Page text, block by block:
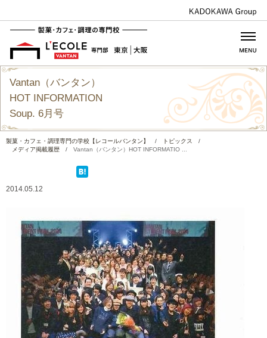
Vantan（バンタン）
HOT INFORMATION
Soup. 6月号
製菓・カフェ・調理専門の学校【レコールバンタン】 / トピックス
/
メディア掲載履歴
/ Vantan（バンタン）HOT INFORMATIO ...
2014.05.12